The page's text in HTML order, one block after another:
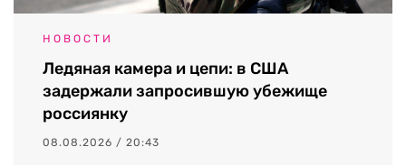
НОВОСТИ
Ледяная камера и цепи: в США
задержали запросившую убежище
россиянку
08.08.2026 / 20:43